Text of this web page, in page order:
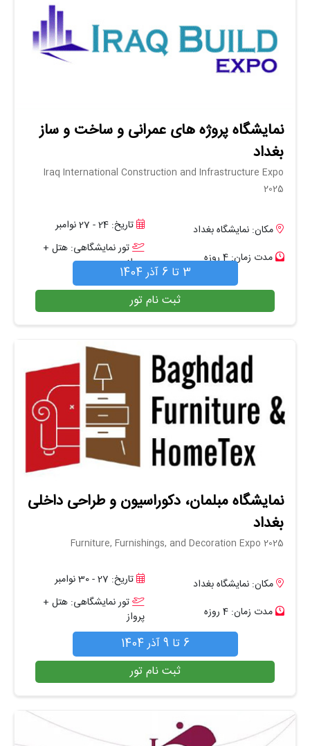
نمایشگاه پروژه های عمرانی و ساخت و ساز
بغداد
Iraq International Construction and Infrastructure Expo
2025
مکان: نمایشگاه بغداد
مدت زمان: 4 روزه
تاریخ: 24 - 27 نوامبر
تور نمایشگاهی: هتل +
پرواز
3 تا 6 آذر 1404
ثبت نام تور
نمایشگاه مبلمان، دکوراسیون و طراحی داخلی
بغداد
Furniture, Furnishings, and Decoration Expo 2025
مکان: نمایشگاه بغداد
مدت زمان: 4 روزه
تاریخ: 27 - 30 نوامبر
تور نمایشگاهی: هتل +
پرواز
6 تا 9 آذر 1404
ثبت نام تور